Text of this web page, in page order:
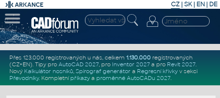
CZ | SK| EN | DE
Přes 123.000 registrovaných u nás, celkem 1.130.000registrovaných
(CZ+EN). Tipy pro AutoCAD 2027, pro Inventor 2027a pro Revit 2027.
Nový Kalkulátor nosníků, Spirograf generátor a Regresní křivkyv sekci
Převodníky. Kompletní příkazya proměnné AutoCADu 2027.